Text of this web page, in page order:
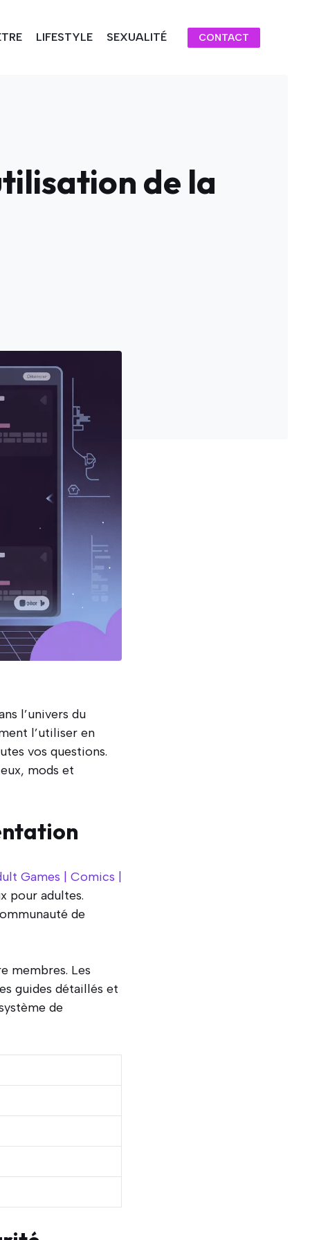
LIFESTYLE SEXUALITÉ CONTACT
de la
l’univers du
l’utiliser en
vos questions.
mods et
Games | Comics |
pour adultes.
de
membres. Les
guides détaillés et
de